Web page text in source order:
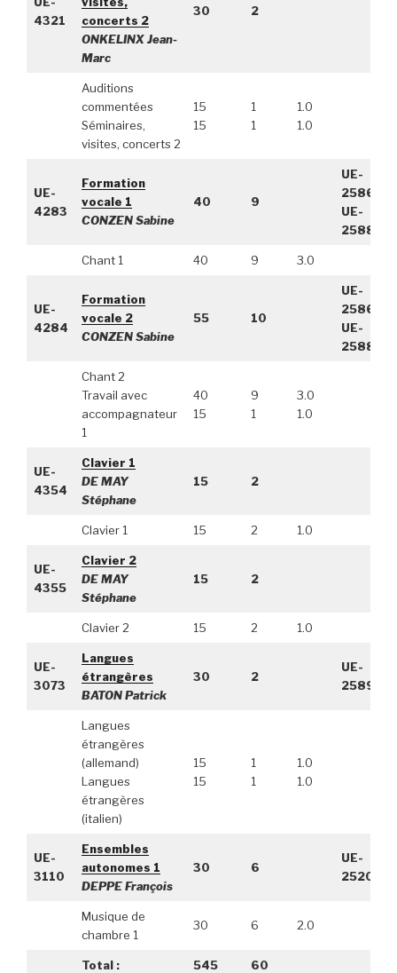
4321
concerts 2
ONKELINX Jean-
Marc
30 2
Auditions
commentées
Séminaires,
visites, concerts 2
15
15
1
1
1.0
1.0
UE-
4283
Formation
vocale 1
CONZEN Sabine
40 9
UE-
2586,
UE-
2588
Chant 1 40 9 3.0
UE-
4284
Formation
vocale 2
CONZEN Sabine
55 10
UE-
2586,
UE-
2588
Chant 2
Travail avec
accompagnateur
1
40
15
9
1
3.0
1.0
UE-
4354
Clavier 1
DE MAY
Stéphane
15 2
Clavier 1 15 2 1.0
UE-
4355
Clavier 2
DE MAY
Stéphane
15 2
Clavier 2 15 2 1.0
UE-
3073
Langues
étrangères
BATON Patrick
30 2
UE-
2589
Langues
étrangères
(allemand)
Langues
étrangères
(italien)
15
15
1
1
1.0
1.0
UE-
3110
Ensembles
autonomes 1
DEPPE François
30 6
UE-
2520
Musique de
chambre 1
30 6 2.0
Total : 545 60